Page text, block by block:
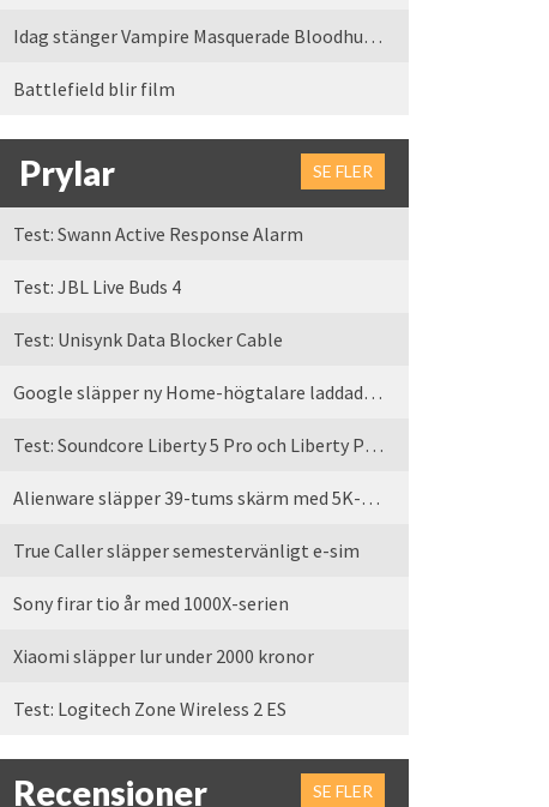
Idag stänger Vampire Masquerade Bloodhunt servrarna
Battlefield blir film
Prylar SE FLER
Test: Swann Active Response Alarm
Test: JBL Live Buds 4
Test: Unisynk Data Blocker Cable
Google släpper ny Home-högtalare laddad med Gemini
Test: Soundcore Liberty 5 Pro och Liberty Pro Max
Alienware släpper 39-tums skärm med 5K-upplösning
True Caller släpper semestervänligt e-sim
Sony firar tio år med 1000X-serien
Xiaomi släpper lur under 2000 kronor
Test: Logitech Zone Wireless 2 ES
Recensioner SE FLER